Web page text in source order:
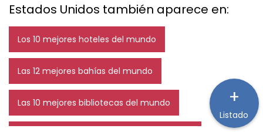
Estados Unidos también aparece en:
Los 10 mejores hoteles del mundo
Las 12 mejores bahías del mundo
Las 10 mejores bibliotecas del mundo +
Listado